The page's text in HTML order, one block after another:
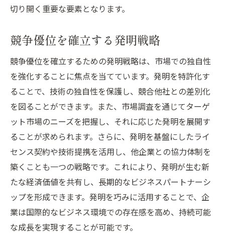
切り開く重要な要素となります。
競争優位を確立する発明戦略
競争優位を確立するための発明戦略は、市場での独自性
を強化することに焦点を当てています。発明を特許化す
ることで、技術の独自性を保護し、競合他社との差別化
を図ることができます。また、市場調査を通じてターゲ
ット市場のニーズを把握し、それに応じた発明を展開す
ることが求められます。さらに、発明を基盤にしたライ
センス契約や技術提携を活用し、他企業との協力体制を
築くことも一つの戦略です。これにより、発明が生む新
たな経済価値を共有し、長期的なビジネスパートナーシ
ップを形成できます。発明を巧みに活用することで、企
業は国際的なビジネス環境での存在感を高め、持続可能
な成長を実現することが可能です。